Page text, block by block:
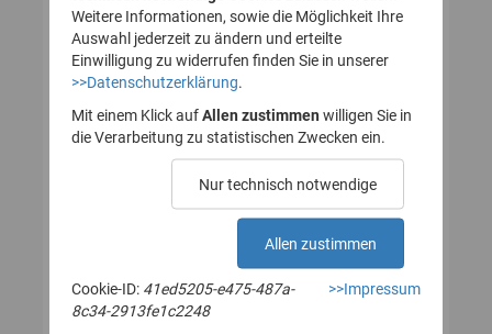
1. Nutzerkonto erstellen
des Nutzerkontos
bestätigen
3. Nutzerdaten angeben
Weitere Informationen, sowie die Möglichkeit Ihre
Auswahl jederzeit zu ändern und erteilte
Einwilligung zu widerrufen finden Sie in unserer
>>Datenschutzerklärung
Mit einem Klick auf Allen zustimmen willigen Sie in
die Verarbeitung zu statistischen Zwecken ein.
Nur technisch notwendige
Allen zustimmen
Cookie-ID: 41ed5205-e475-487a-
8c34-2913fe1c2248
>>Impressum